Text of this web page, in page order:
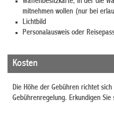
mitnehmen wollen (nur bei
Lichtbild
Personalausweis oder
Kosten
Die Höhe der Gebühren richtet
Gebührenregelung. Erkundigen